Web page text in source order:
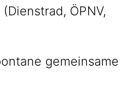
ÖPNV,
gemeinsame